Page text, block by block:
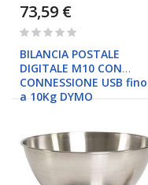
73,59 €
Rating:
BILANCIA POSTALE
DIGITALE M10 CON
CONNESSIONE USB fino
a 10Kg DYMO